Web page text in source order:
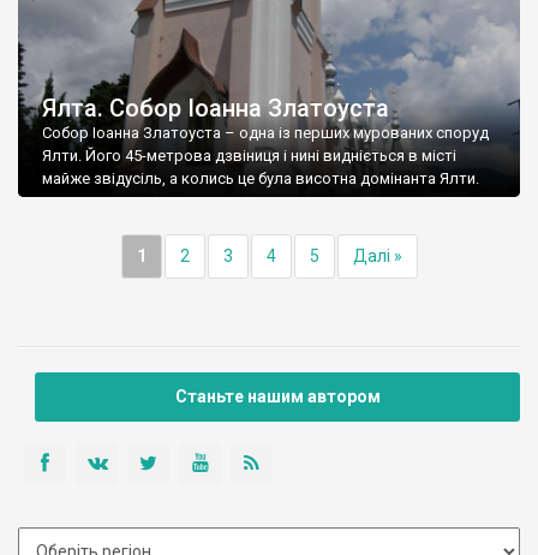
Ялта. Собор Іоанна Златоуста
Собор Іоанна Златоуста – одна із перших мурованих споруд
Ялти. Його 45-метрова дзвіниця і нині видніється в місті
майже звідусіль, а колись це була висотна домінанта Ялти.
1 2 3 4 5 Далі »
Станьте нашим автором